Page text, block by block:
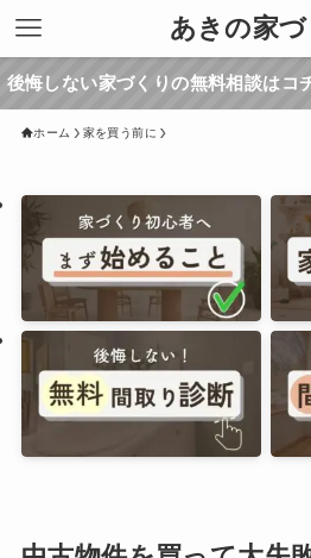
あきの家づ
後悔しない家づくりの無料相談はコ
ホーム 家を買う前に